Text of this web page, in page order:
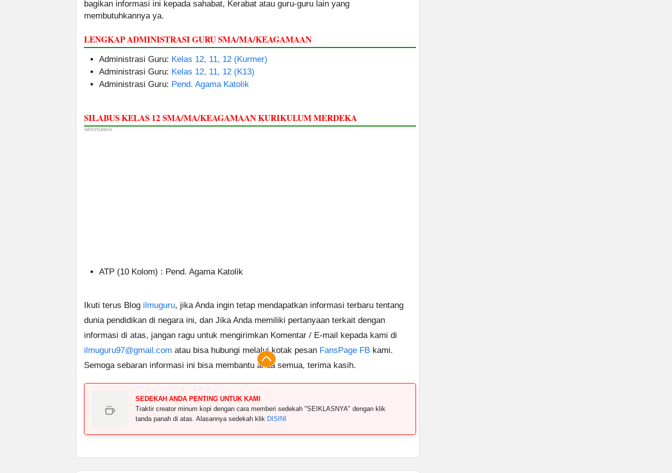
bagikan informasi ini kepada sahabat, Kerabat atau guru-guru lain yang
membutuhkannya ya.
LENGKAP ADMINISTRASI GURU SMA/MA/KEAGAMAAN
Administrasi Guru: Kelas 12, 11, 12 (Kurmer)
Administrasi Guru: Kelas 12, 11, 12 (K13)
Administrasi Guru: Pend. Agama Katolik
SILABUS KELAS 12 SMA/MA/KEAGAMAAN KURIKULUM MERDEKA
Advertismen
ATP (10 Kolom) : Pend. Agama Katolik
Ikuti terus Blog ilmuguru, jika Anda ingin tetap mendapatkan informasi terbaru tentang
dunia pendidikan di negara ini, dan Jika Anda memiliki pertanyaan terkait dengan
informasi di atas, jangan ragu untuk mengirimkan Komentar / E-mail kepada kami di
ilmuguru97@gmail.com atau bisa hubungi melalui kotak pesan FansPage FB kami.
Semoga sebaran informasi ini bisa membantu anda semua, terima kasih.
SEDEKAH ANDA PENTING UNTUK KAMI
Traktir creator minum kopi dengan cara memberi sedekah "SEIKLASNYA" dengan klik
tanda panah di atas. Alasannya sedekah klik DISINI